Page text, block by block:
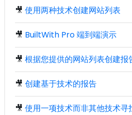
🎥 使用两种技术创建网站列表
🎥 BuiltWith Pro 端到端演示
🎥 根据您提供的网站列表创建报
🎥 创建基于技术的报告
🎥 使用一项技术而非其他技术寻